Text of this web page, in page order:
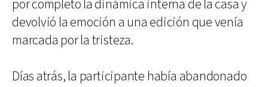
por completo la dinámica interna de la casa y
devolvió la emoción a una edición que venía
marcada por la tristeza.
Días atrás, la participante había abandonado